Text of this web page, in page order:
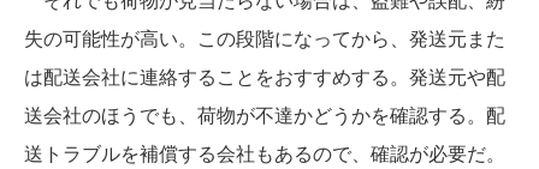
失の可能性が高い。この段階になってから、発送元また
は配送会社に連絡することをおすすめする。発送元や配
送会社のほうでも、荷物が不達かどうかを確認する。配
送トラブルを補償する会社もあるので、確認が必要だ。